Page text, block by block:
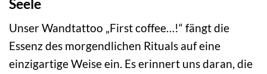
Unser Wandtattoo „First coffee…!“ fängt die
Essenz des morgendlichen Rituals auf eine
einzigartige Weise ein. Es erinnert uns daran, die